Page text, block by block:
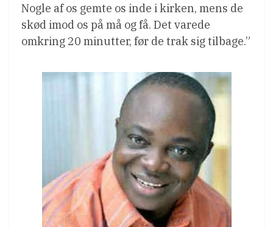
Nogle af os gemte os inde i kirken, mens de
skød imod os på må og få. Det varede
omkring 20 minutter, før de trak sig tilbage.”